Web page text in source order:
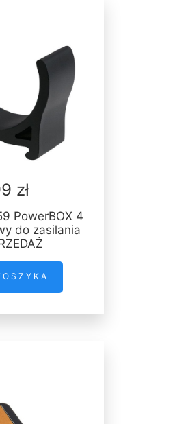
zł
PowerBOX 4
do zasilania